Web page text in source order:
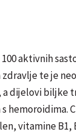
aktivnih
te je
dijelovi biljke
hemoroidima.
vitamine B1,